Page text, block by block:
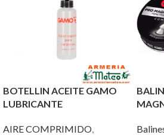
BOTELLIN ACEITE GAMO
LUBRICANTE
AIRE COMPRIMIDO